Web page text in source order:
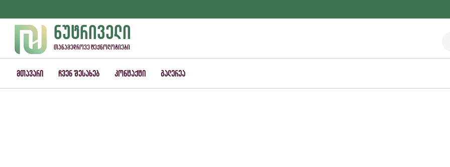
ნუტრიველი
თანამედროვე ტექნოლოგიები
მთავარი ჩვენ შესახებ კონტაქტი გალერეა